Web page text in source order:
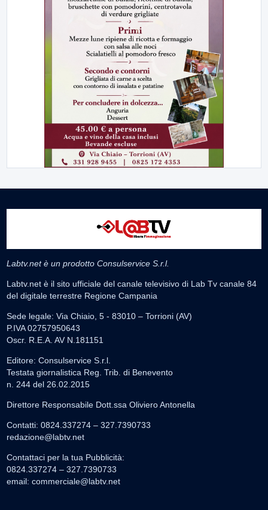
Labtv.net è un prodotto Consulservice S.r.l.
Labtv.net è il sito ufficiale del canale televisivo di Lab Tv canale 84
del digitale terrestre Regione Campania
Sede legale: Via Chiaio, 5 - 83010 – Torrioni (AV)
P.IVA 02757950643
Oscr. R.E.A. AV N.181151
Editore: Consulservice S.r.l.
Testata giornalistica Reg. Trib. di Benevento
n. 244 del 26.02.2015
Direttore Responsabile Dott.ssa Oliviero Antonella
Contatti: 0824.337274 – 327.7390733
redazione@labtv.net
Contattaci per la tua Pubblicità:
0824.337274 – 327.7390733
email: commerciale@labtv.net